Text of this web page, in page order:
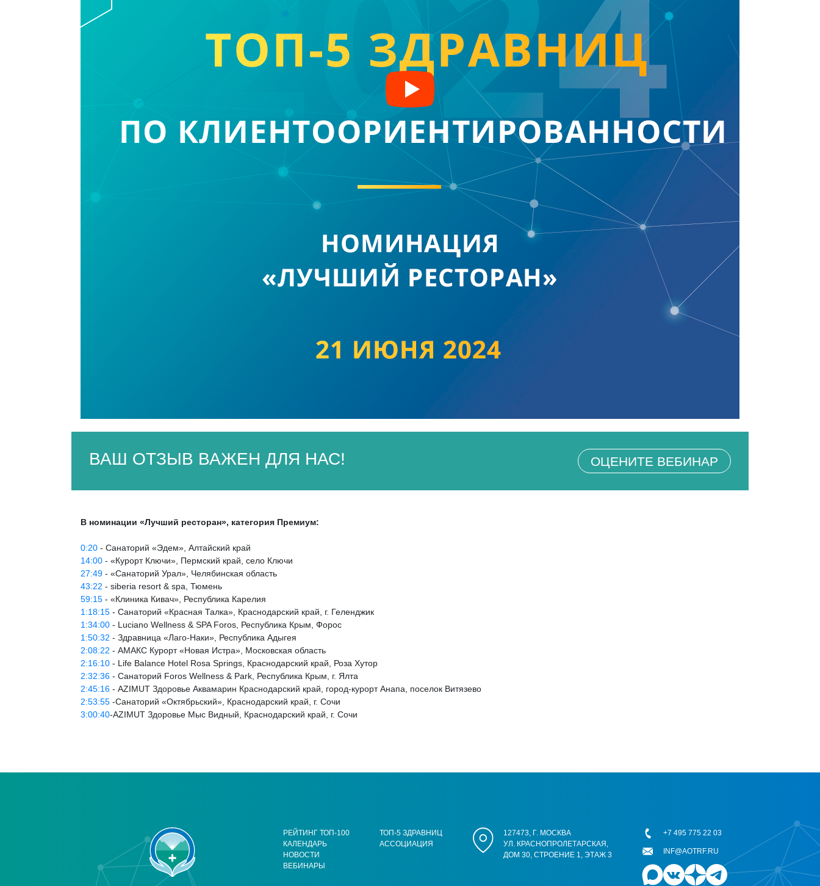
ВАШ ОТЗЫВ ВАЖЕН ДЛЯ НАС! ОЦЕНИТЕ ВЕБИНАР
В номинации «Лучший ресторан», категория Премиум:
0:20 - Санаторий «Эдем», Алтайский край
14:00 - «Курорт Ключи», Пермский край, село Ключи
27:49 - «Санаторий Урал», Челябинская область
43:22 - siberia resort & spa, Тюмень
59:15 - «Клиника Кивач», Республика Карелия
1:18:15 - Санаторий «Красная Талка», Краснодарский край, г. Геленджик
1:34:00 - Luciano Wellness & SPA Foros, Республика Крым, Форос
1:50:32 - Здравница «Лаго-Наки», Республика Адыгея
2:08:22 - АМАКС Курорт «Новая Истра», Московская область
2:16:10 - Life Balance Hotel Rosa Springs, Краснодарский край, Роза Хутор
2:32:36 - Санаторий Foros Wellness & Park, Республика Крым, г. Ялта
2:45:16 - AZIMUT Здоровье Аквамарин Краснодарский край, город-курорт Анапа, поселок Витязево
2:53:55 -Санаторий «Октябрьский», Краснодарский край, г. Сочи
3:00:40-AZIMUT Здоровье Мыс Видный, Краснодарский край, г. Сочи
РЕЙТИНГ ТОП-100
КАЛЕНДАРЬ
НОВОСТИ
ВЕБИНАРЫ
ТОП-5 ЗДРАВНИЦ
АССОЦИАЦИЯ
127473, Г. МОСКВА
УЛ. КРАСНОПРОЛЕТАРСКАЯ,
ДОМ 30, СТРОЕНИЕ 1, ЭТАЖ 3
+7 495 775 22 03
INF@AOTRF.RU